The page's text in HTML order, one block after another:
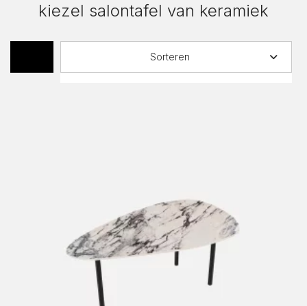
kiezel salontafel van keramiek
Sorteren